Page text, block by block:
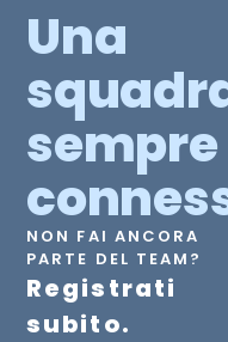
Una
sempre
NON FAI ANCORA
PARTE DEL TEAM?
Registrati
subito.